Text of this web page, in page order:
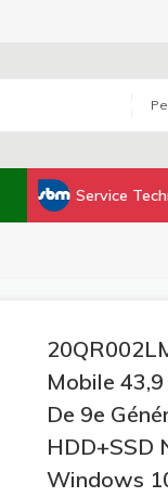
Service
Mobile
De 9e
HDD+SSD
Windows